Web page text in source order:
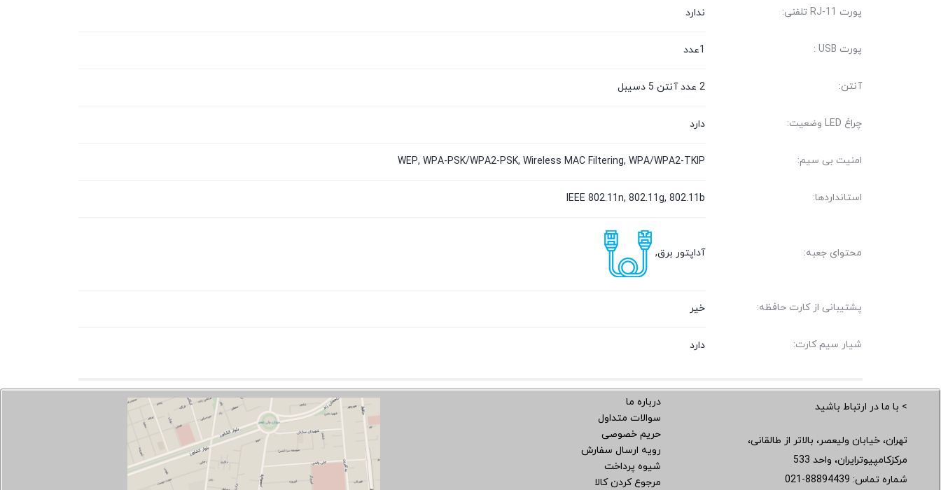
پورت RJ-11 تلفنی: ندارد
پورت USB : 1عدد
آنتن: 2 عدد آنتن 5 دسیبل
چراغ LED وضعیت: دارد
امنیت بی سیم: WEP, WPA-PSK/WPA2-PSK, Wireless MAC Filtering, WPA/WPA2-TKIP
استانداردها: IEEE 802.11n, 802.11g, 802.11b
محتوای جعبه: آداپتور برق,
پشتیبانی از کارت حافظه: خیر
شیار سیم کارت: دارد
> با ما در ارتباط باشید
تهران، خیابان ولیعصر، بالاتر از طالقانی،
مرکزکامپیوترایران، واحد 533
شماره تماس: 021-88894439
درباره ما
سوالات متداول
حریم خصوصی
رویه ارسال سفارش
شیوه پرداخت
مرجوع کردن کالا